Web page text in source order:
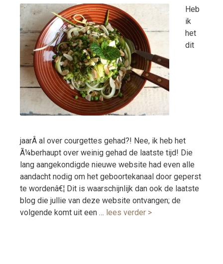
Heb
ik
het
dit
jaarÂ al over courgettes gehad?! Nee, ik heb het
Ã¼berhaupt over weinig gehad de laatste tijd! Die
lang aangekondigde nieuwe website had even alle
aandacht nodig om het geboortekanaal door geperst
te wordenâ€¦ Dit is waarschijnlijk dan ook de laatste
blog die jullie van deze website ontvangen; de
volgende komt uit een … lees verder >